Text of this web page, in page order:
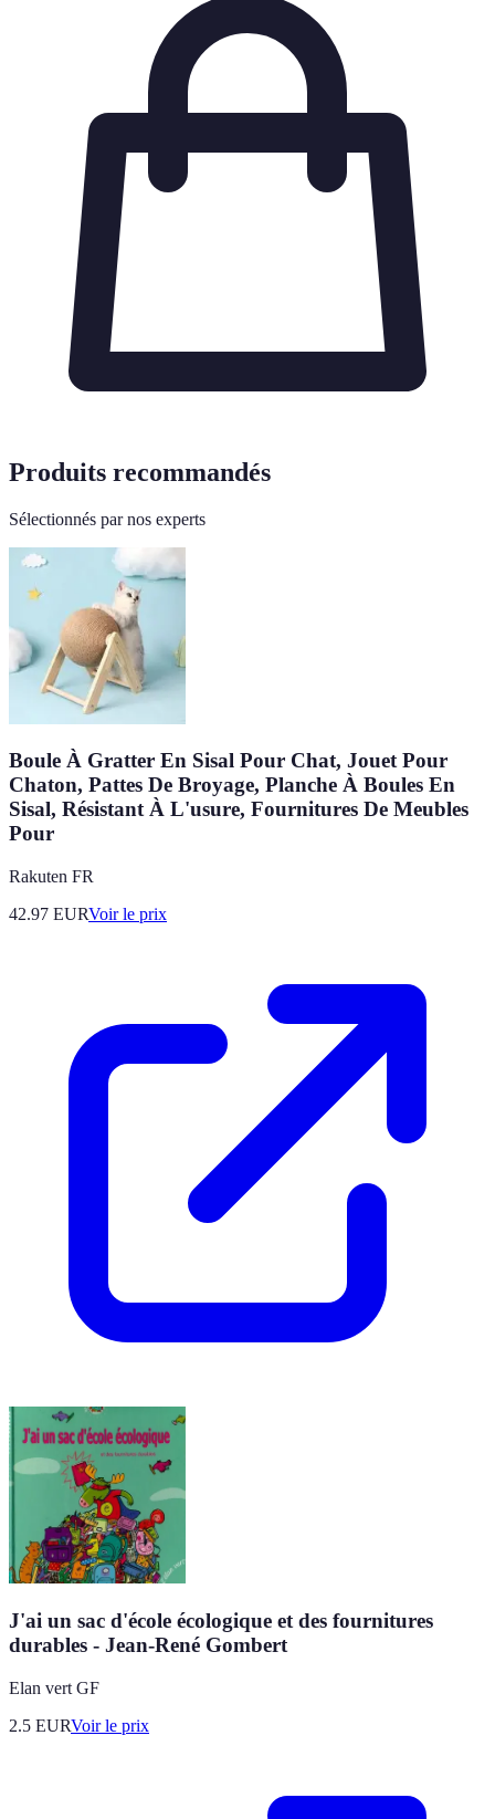
Produits recommandés
Sélectionnés par nos experts
Boule À Gratter En Sisal Pour Chat, Jouet Pour
Chaton, Pattes De Broyage, Planche À Boules En
Sisal, Résistant À L'usure, Fournitures De Meubles
Pour
Rakuten FR
42.97 EURVoir le prix
J'ai un sac d'école écologique et des fournitures
durables - Jean-René Gombert
Elan vert GF
2.5 EURVoir le prix